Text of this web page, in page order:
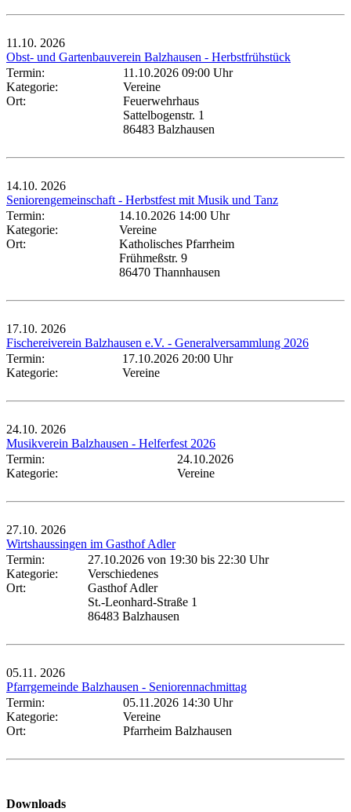
11.10. 2026
Obst- und Gartenbauverein Balzhausen - Herbstfrühstück
Termin:
11.10.2026 09:00 Uhr
Kategorie:
Vereine
Ort:
Feuerwehrhaus
Sattelbogenstr. 1
86483 Balzhausen
14.10. 2026
Seniorengemeinschaft - Herbstfest mit Musik und Tanz
Termin:
14.10.2026 14:00 Uhr
Kategorie:
Vereine
Ort:
Katholisches Pfarrheim
Frühmeßstr. 9
86470 Thannhausen
17.10. 2026
Fischereiverein Balzhausen e.V. - Generalversammlung 2026
Termin:
17.10.2026 20:00 Uhr
Kategorie:
Vereine
24.10. 2026
Musikverein Balzhausen - Helferfest 2026
Termin:
24.10.2026
Kategorie:
Vereine
27.10. 2026
Wirtshaussingen im Gasthof Adler
Termin:
27.10.2026 von 19:30 bis 22:30 Uhr
Kategorie:
Verschiedenes
Ort:
Gasthof Adler
St.-Leonhard-Straße 1
86483 Balzhausen
05.11. 2026
Pfarrgemeinde Balzhausen - Seniorennachmittag
Termin:
05.11.2026 14:30 Uhr
Kategorie:
Vereine
Ort:
Pfarrheim Balzhausen
Downloads